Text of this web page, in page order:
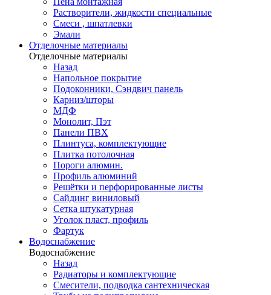
Растворители, жидкости специальные
Смеси , шпатлевки
Эмали
Отделочные материалы
Отделочные материалы
Назад
Напольное покрытие
Подоконники, Сэндвич панель
Карниз/шторы
МДФ
Монолит, Пэт
Панели ПВХ
Плинтуса, комплектующие
Плитка потолочная
Пороги алюмин.
Профиль алюминий
Решётки и перфорированные листы
Сайдинг виниловый
Сетка штукатурная
Уголок пласт, профиль
Фартук
Водоснабжение
Водоснабжение
Назад
Радиаторы и комплектующие
Смесители, подводка сантехническая